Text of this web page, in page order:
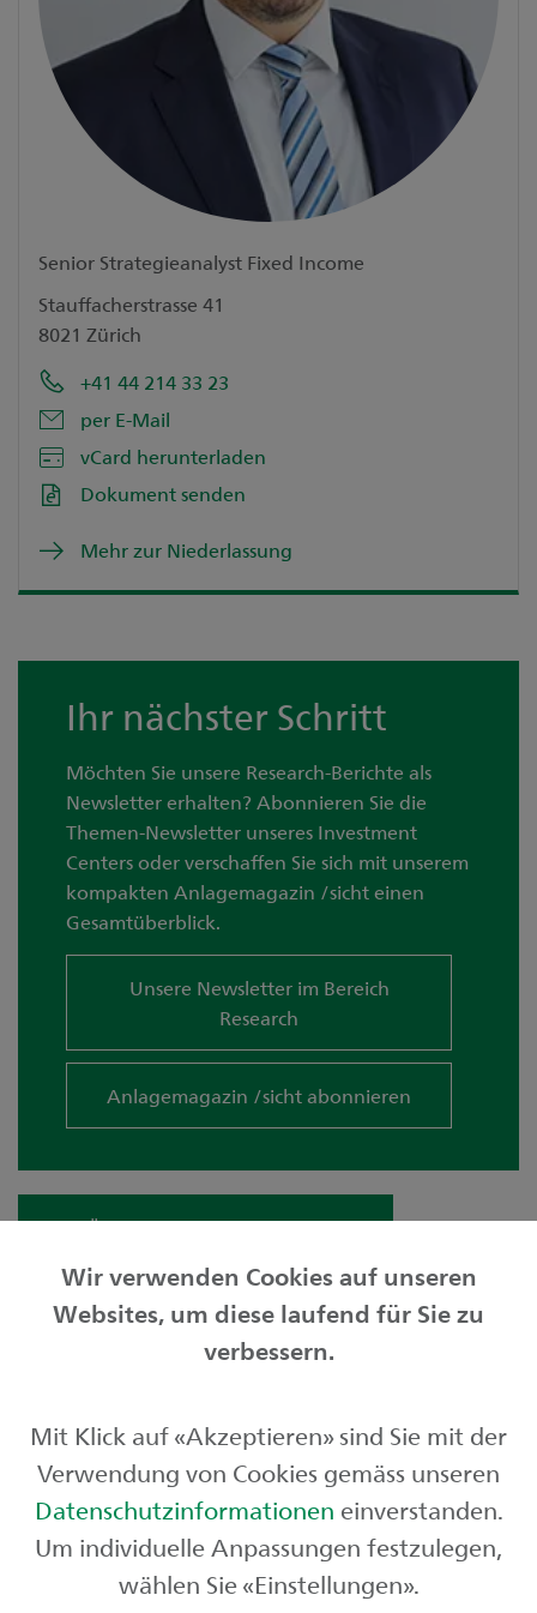
Senior Strategieanalyst Fixed Income
Stauffacherstrasse 41
8021 Zürich
+41 44 214 33 23
per E-Mail
vCard herunterladen
Dokument senden
Mehr zur Niederlassung
Ihr nächster Schritt
Möchten Sie unsere Research-Berichte als
Newsletter erhalten? Abonnieren Sie die
Themen-Newsletter unseres Investment
Centers oder verschaffen Sie sich mit unserem
kompakten Anlagemagazin /sicht einen
Gesamtüberblick.
Unsere Newsletter im Bereich
Research
Anlagemagazin /sicht abonnieren
Zur Übersicht «Meine Anlagewelt»
Privatkunden
Börse und Märkte
Über uns
Wir verwenden Cookies auf unseren
Websites, um diese laufend für Sie zu
verbessern.
Mit Klick auf «Akzeptieren» sind Sie mit der
Verwendung von Cookies gemäss unseren
Datenschutzinformationen einverstanden.
Um individuelle Anpassungen festzulegen,
wählen Sie «Einstellungen».